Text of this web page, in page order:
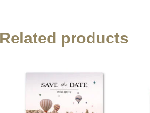
Related products